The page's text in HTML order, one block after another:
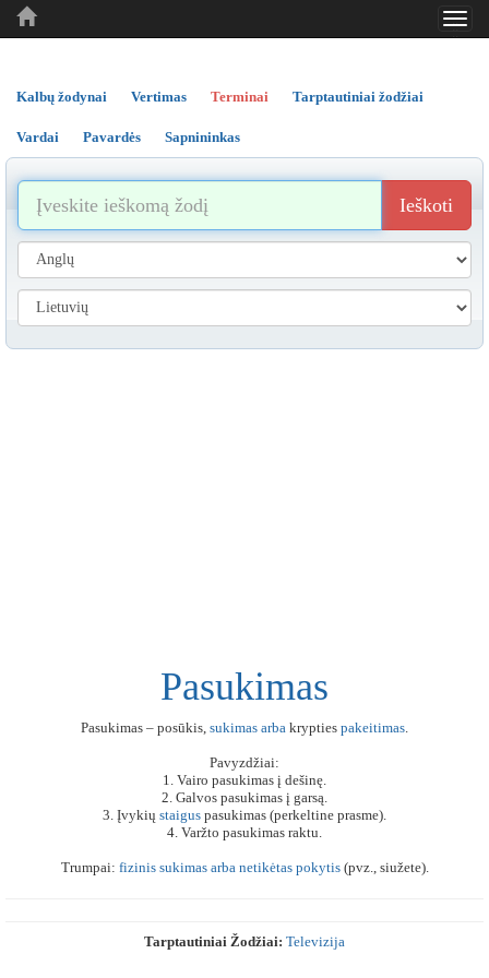
..
..
Kalbų žodynai Vertimas Terminai Tarptautiniai žodžiai
Vardai Pavardės Sapnininkas
Ieškoti
Pasukimas
Pasukimas – posūkis, sukimas arba krypties pakeitimas.
Pavyzdžiai:
1. Vairo pasukimas į dešinę.
2. Galvos pasukimas į garsą.
3. Įvykių staigus pasukimas (perkeltine prasme).
4. Varžto pasukimas raktu.
Trumpai: fizinis sukimas arba netikėtas pokytis(pvz., siužete).
Tarptautiniai Žodžiai: Televizija